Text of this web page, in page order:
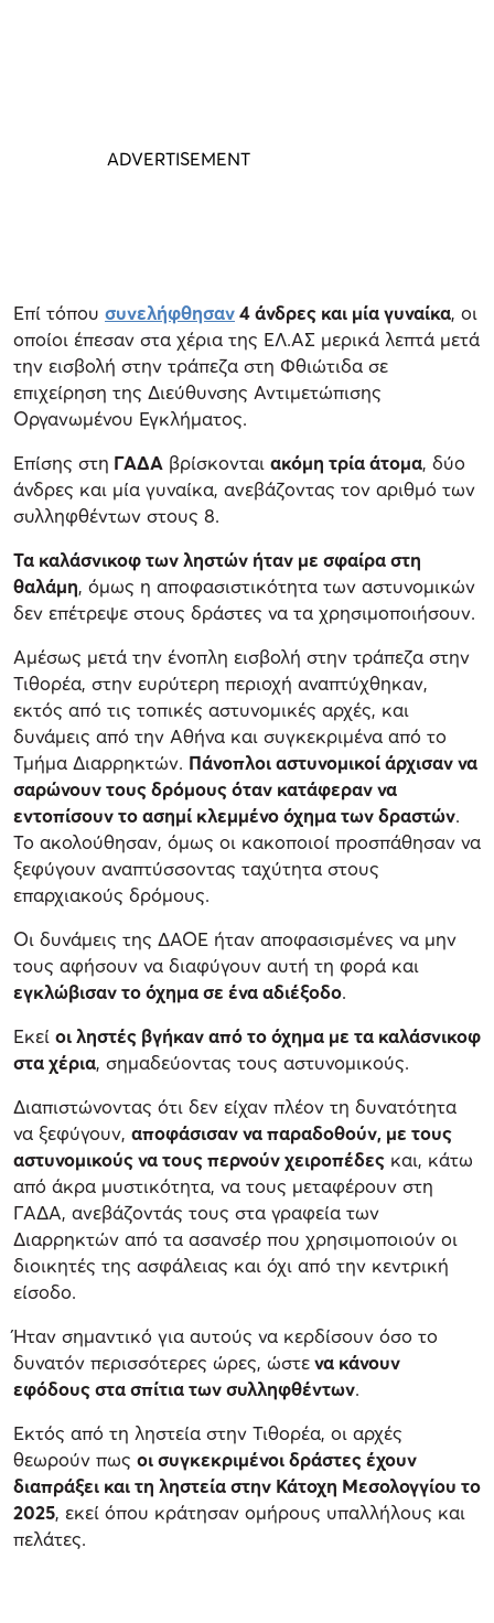
Επί τόπου συνελήφθησαν4 άνδρες και μία γυναίκα, οι
οποίοι έπεσαν στα χέρια της ΕΛ.ΑΣ μερικά λεπτά μετά
την εισβολή στην τράπεζα στη Φθιώτιδα σε
επιχείρηση της Διεύθυνσης Αντιμετώπισης
Οργανωμένου Εγκλήματος.
Επίσης στη ΓΑΔΑ βρίσκονται ακόμη τρία άτομα, δύο
άνδρες και μία γυναίκα, ανεβάζοντας τον αριθμό των
συλληφθέντων στους 8.
Τα καλάσνικοφ των ληστών ήταν με σφαίρα στη
θαλάμη, όμως η αποφασιστικότητα των αστυνομικών
δεν επέτρεψε στους δράστες να τα χρησιμοποιήσουν.
Αμέσως μετά την ένοπλη εισβολή στην τράπεζα στην
Τιθορέα, στην ευρύτερη περιοχή αναπτύχθηκαν,
εκτός από τις τοπικές αστυνομικές αρχές, και
δυνάμεις από την Αθήνα και συγκεκριμένα από το
Τμήμα Διαρρηκτών. Πάνοπλοι αστυνομικοί άρχισαν να
σαρώνουν τους δρόμους όταν κατάφεραν να
εντοπίσουν το ασημί κλεμμένο όχημα των δραστών.
Το ακολούθησαν, όμως οι κακοποιοί προσπάθησαν να
ξεφύγουν αναπτύσσοντας ταχύτητα στους
επαρχιακούς δρόμους.
Οι δυνάμεις της ΔΑΟΕ ήταν αποφασισμένες να μην
τους αφήσουν να διαφύγουν αυτή τη φορά και
εγκλώβισαν το όχημα σε ένα αδιέξοδο.
Εκεί οι ληστές βγήκαν από το όχημα με τα καλάσνικοφ
στα χέρια, σημαδεύοντας τους αστυνομικούς.
Διαπιστώνοντας ότι δεν είχαν πλέον τη δυνατότητα
να ξεφύγουν, αποφάσισαν να παραδοθούν, με τους
αστυνομικούς να τους περνούν χειροπέδες και, κάτω
από άκρα μυστικότητα, να τους μεταφέρουν στη
ΓΑΔΑ, ανεβάζοντάς τους στα γραφεία των
Διαρρηκτών από τα ασανσέρ που χρησιμοποιούν οι
διοικητές της ασφάλειας και όχι από την κεντρική
είσοδο.
Ήταν σημαντικό για αυτούς να κερδίσουν όσο το
δυνατόν περισσότερες ώρες, ώστενα κάνουν
εφόδους στα σπίτια των συλληφθέντων.
Εκτός από τη ληστεία στην Τιθορέα, οι αρχές
θεωρούν πως οι συγκεκριμένοι δράστες έχουν
διαπράξει και τη ληστεία στην Κάτοχη Μεσολογγίου το
2025, εκεί όπου κράτησαν ομήρους υπαλλήλους και
πελάτες.